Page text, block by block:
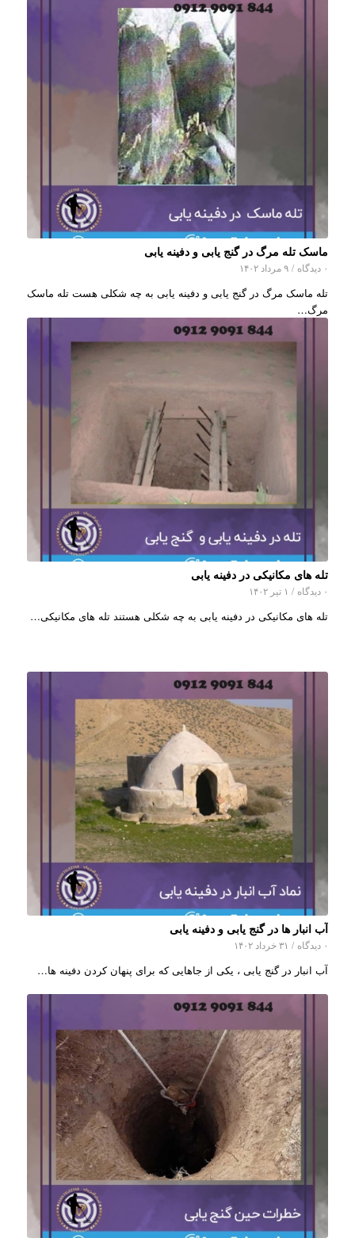
ماسک تله مرگ در گنج یابی و دفینه یابی
۰ دیدگاه / ۹ مرداد ۱۴۰۲
تله ماسک مرگ در گنج یابی و دفینه یابی به چه شکلی هست تله ماسک
مرگ…
تله های مکانیکی در دفینه یابی
۰ دیدگاه / ۱ تیر ۱۴۰۲
تله های مکانیکی در دفینه یابی به چه شکلی هستند تله های مکانیکی…
آب انبار ها در گنج یابی و دفینه یابی
۰ دیدگاه / ۳۱ خرداد ۱۴۰۲
آب انبار در گنج یابی ، یکی از جاهایی که برای پنهان کردن دفینه ها…